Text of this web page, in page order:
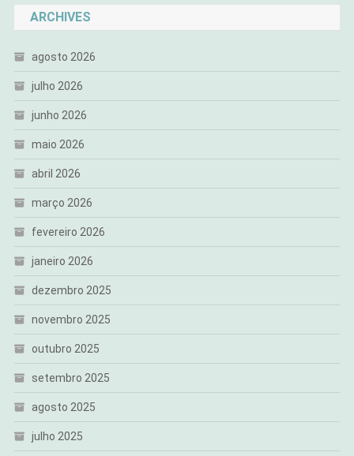
ARCHIVES
agosto 2026
julho 2026
junho 2026
maio 2026
abril 2026
março 2026
fevereiro 2026
janeiro 2026
dezembro 2025
novembro 2025
outubro 2025
setembro 2025
agosto 2025
julho 2025